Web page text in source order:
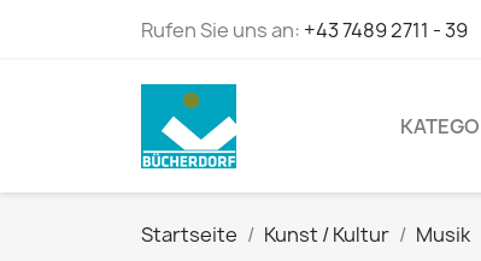
Rufen Sie uns an: +43 7489 2711 - 39
Startseite Kunst / Kultur Musik